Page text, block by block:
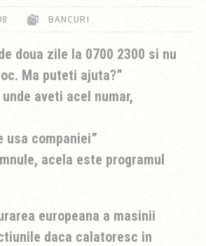
BANCURI
doua zile la 0700 2300 si nu
Ma puteti ajuta?”
unde aveti acel numar,
usa companiei”
acela este programul
europeana a masinii
daca calatoresc in